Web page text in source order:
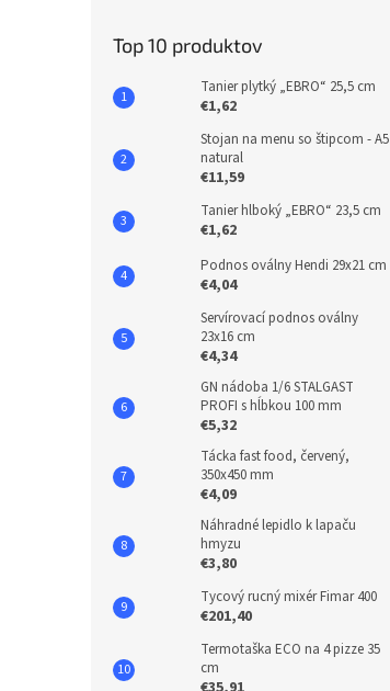
Top 10 produktov
Tanier plytký „EBRO“ 25,5 cm
€1,62
Stojan na menu so štipcom - A5
natural
€11,59
Tanier hlboký „EBRO“ 23,5 cm
€1,62
Podnos oválny Hendi 29x21 cm
€4,04
Servírovací podnos oválny
23x16 cm
€4,34
GN nádoba 1/6 STALGAST
PROFI s hĺbkou 100 mm
€5,32
Tácka fast food, červený,
350x450 mm
€4,09
Náhradné lepidlo k lapaču
hmyzu
€3,80
Tycový rucný mixér Fimar 400
€201,40
Termotaška ECO na 4 pizze 35
cm